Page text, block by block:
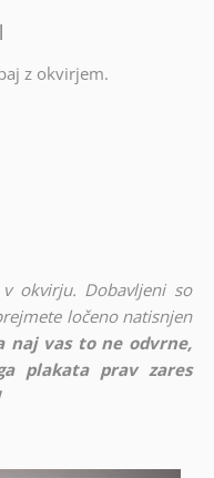
z okvirjem.
okvirju. Dobavljeni so
ločeno natisnjen
naj vas to ne odvrne,
plakata prav zares